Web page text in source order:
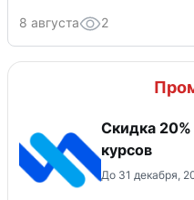
8 августа 2
Скидка
курсов
До 31 декабря,